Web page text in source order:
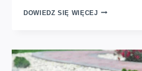
DOWIEDZ SIĘ WIĘCEJNAWADNIANIE
KTÓRE
BĘDĄ